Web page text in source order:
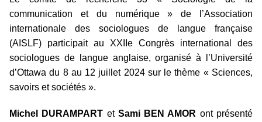
communication et du numérique » de l’Association
internationale des sociologues de langue française
(AISLF) participait au XXIIe Congrès international des
sociologues de langue anglaise, organisé à l’Université
d’Ottawa du 8 au 12 juillet 2024 sur le thème « Sciences,
savoirs et sociétés ».
Michel DURAMPART et Sami BEN AMOR ont présenté